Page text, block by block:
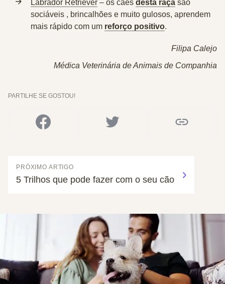
Labrador Retriever – os cães desta raça são
sociáveis , brincalhões e muito gulosos, aprendem
mais rápido com um reforço positivo.
Filipa Calejo
Médica Veterinária de Animais de Companhia
PARTILHE SE GOSTOU!
PRÓXIMO ARTIGO
5 Trilhos que pode fazer com o seu cão